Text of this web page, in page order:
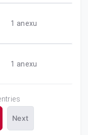
1 anexu
1 anexu
Next